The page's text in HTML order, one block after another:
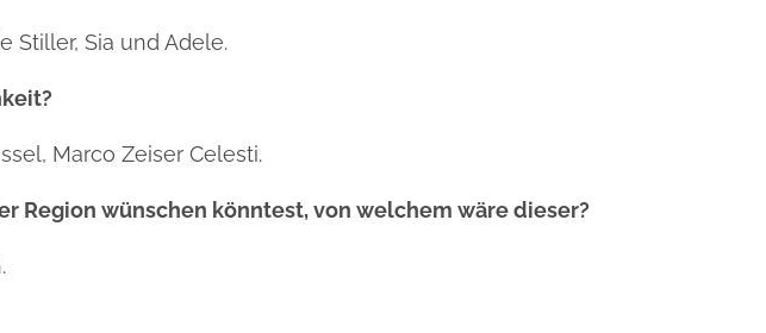
Stiller, Sia und Adele.
Marco Zeiser Celesti.
Region wünschen könntest, von welchem wäre dieser?